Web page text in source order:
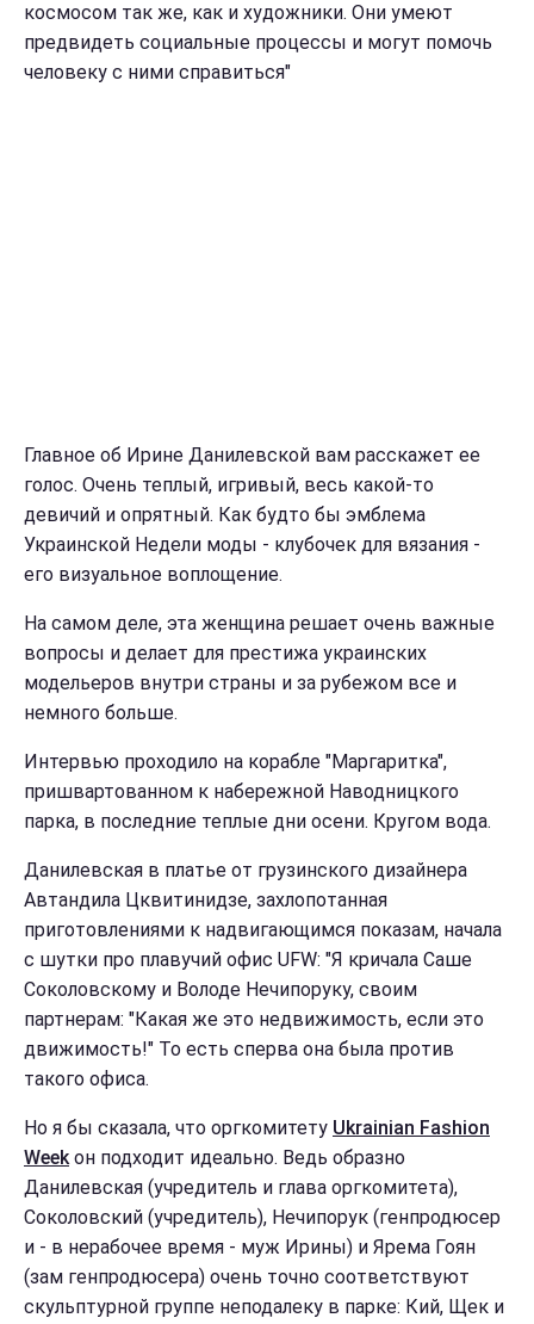
космосом так же, как и художники. Они умеют
предвидеть социальные процессы и могут помочь
человеку с ними справиться"
Главное об Ирине Данилевской вам расскажет ее
голос. Очень теплый, игривый, весь какой-то
девичий и опрятный. Как будто бы эмблема
Украинской Недели моды - клубочек для вязания -
его визуальное воплощение.
На самом деле, эта женщина решает очень важные
вопросы и делает для престижа украинских
модельеров внутри страны и за рубежом все и
немного больше.
Интервью проходило на корабле "Маргаритка",
пришвартованном к набережной Наводницкого
парка, в последние теплые дни осени. Кругом вода.
Данилевская в платье от грузинского дизайнера
Автандила Цквитинидзе, захлопотанная
приготовлениями к надвигающимся показам, начала
с шутки про плавучий офис UFW: "Я кричала Саше
Соколовскому и Володе Нечипоруку, своим
партнерам: "Какая же это недвижимость, если это
движимость!" То есть сперва она была против
такого офиса.
Но я бы сказала, что оргкомитету Ukrainian Fashion
Weekон подходит идеально. Ведь образно
Данилевская (учредитель и глава оргкомитета),
Соколовский (учредитель), Нечипорук (генпродюсер
и - в нерабочее время - муж Ирины) и Ярема Гоян
(зам генпродюсера) очень точно соответствуют
скульптурной группе неподалеку в парке: Кий, Щек и